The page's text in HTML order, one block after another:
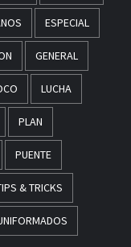
ESPECIAL
GENERAL
LUCHA
PLAN
PUENTE
& TRICKS